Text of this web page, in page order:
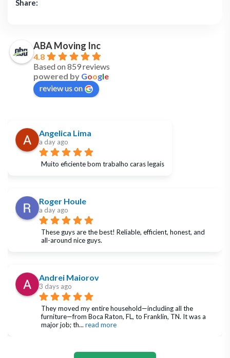
Share:
ABA Moving Inc
4.8
Based on 859 reviews
powered by Google
review us on
Angelica Lima
a day ago
Muito eficiente bom trabalho caras legais
Roger Houle
a day ago
These guys are the best! Reliable, efficient, honest, and
all-around nice guys.
Andrei Maiorov
3 days ago
They moved my entire household—including all the
furniture—from Boca Raton, FL, to Franklin, TN. It was a
major job; th... read more